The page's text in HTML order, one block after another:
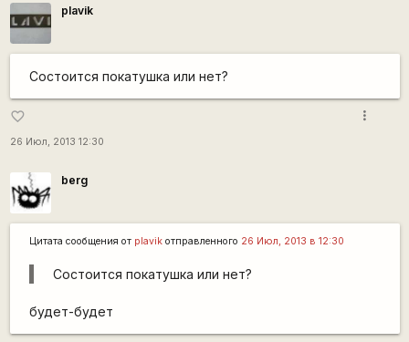
plavik
Состоится покатушка или нет?
favorite_border
26 Июл, 2013 12:30
more_vert
berg
Цитата сообщения от plavikотправленного 26 Июл, 2013 в 12:30
Состоится покатушка или нет?
будет-будет